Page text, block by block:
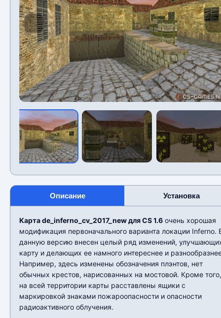
Описание Установка
Карта de_inferno_cv_2017_new для CS 1.6 очень хорошая
модификация первоначального варианта локации Inferno.
данную версию внесен целый ряд изменений,
карту и делающих ее намного интереснее и
Например, здесь изменены обозначения плэнтов, нет
обычных крестов, нарисованных на мостовой. Кроме того,
на всей территории карты расставлены ящики с
маркировкой знаками пожароопасности и опасности
радиоактивного облучения.